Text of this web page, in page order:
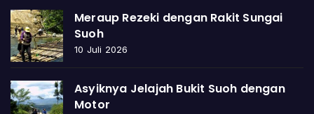
Meraup Rezeki dengan Rakit Sungai
Suoh
10 Juli 2026
Asyiknya Jelajah Bukit Suoh dengan
Motor